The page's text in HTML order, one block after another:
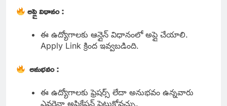
అప్లై విధానం :
ఈ ఉద్యోగాలకు ఆన్లైన్ విధానంలో అప్లై చేయాలి.
Apply Link క్రింద ఇవ్వబడింది.
అనుభవం :
ఈ ఉద్యోగాలకు ఫ్రెషర్స్ లేదా అనుభవం ఉన్నవారు
ఎవరైనా అప్లికేషన్ పెట్టుకోవచ్చు.